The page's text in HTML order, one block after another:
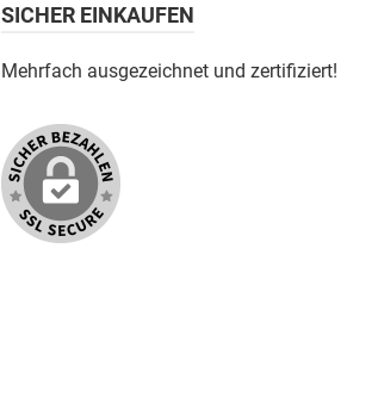
SICHER EINKAUFEN
Mehrfach ausgezeichnet und zertifiziert!